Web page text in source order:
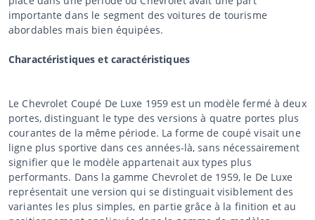
importante dans le segment des voitures de tourisme
abordables mais bien équipées.
Charactéristiques et caractéristiques
Le Chevrolet Coupé De Luxe 1959 est un modèle fermé à deux
portes, distinguant le type des versions à quatre portes plus
courantes de la même période. La forme de coupé visait une
ligne plus sportive dans ces années-là, sans nécessairement
signifier que le modèle appartenait aux types plus
performants. Dans la gamme Chevrolet de 1959, le De Luxe
représentait une version qui se distinguait visiblement des
variantes les plus simples, en partie grâce à la finition et au